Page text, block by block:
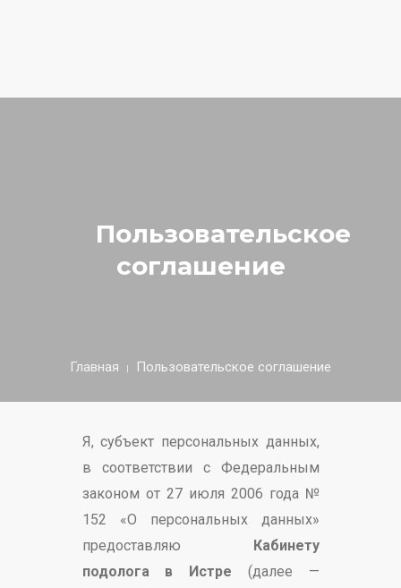
E-mail:info@podolog-istra.ru
СПЕЦИАЛИСТЫ
КОНТАКТЫ
Пользовательское
соглашение
Главная Пользовательское соглашение
Я, субъект персональных данных,
в соответствии с Федеральным
законом от 27 июля 2006 года №
152 «О персональных данных»
предоставляю Кабинету
подолога в Истре (далее —